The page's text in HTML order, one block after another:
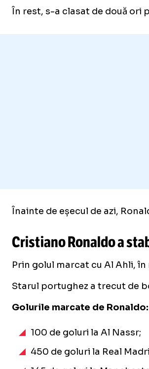
În rest, s-a clasat de două ori
Înainte de eșecul de azi,
Cristiano Ronaldo a
Prin golul marcat cu Al Ahli,
Starul portughez a trecut de
Golurile marcate de Ronaldo:
100 de goluri la Al Nassr;
450 de goluri la Real